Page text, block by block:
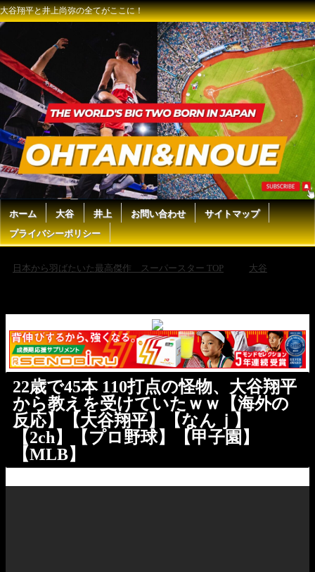
大谷翔平と井上尚弥の全てがここに！
ホーム 大谷 井上 お問い合わせ
サイトマップ
プライバシーポリシー
日本から羽ばたいた最高傑作 スーパースター TOP 大谷
22歳で45本 110打点の怪物、大谷翔平
から教えを受けていたｗｗ【海外の
反応】【大谷翔平】【なんｊ】
【2ch】【プロ野球】【甲子園】
【MLB】